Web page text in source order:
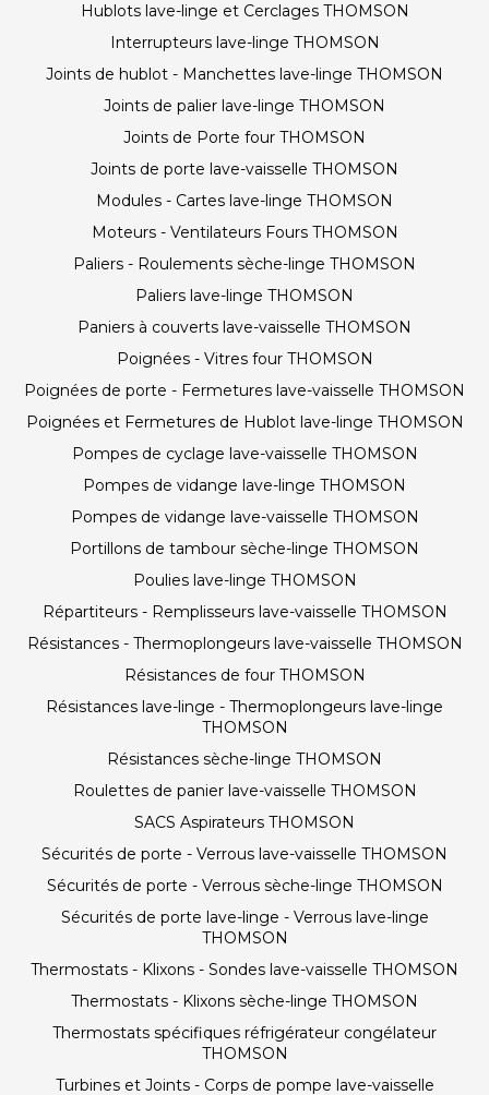
Hublots lave-linge et Cerclages THOMSON
Interrupteurs lave-linge THOMSON
Joints de hublot - Manchettes lave-linge THOMSON
Joints de palier lave-linge THOMSON
Joints de Porte four THOMSON
Joints de porte lave-vaisselle THOMSON
Modules - Cartes lave-linge THOMSON
Moteurs - Ventilateurs Fours THOMSON
Paliers - Roulements sèche-linge THOMSON
Paliers lave-linge THOMSON
Paniers à couverts lave-vaisselle THOMSON
Poignées - Vitres four THOMSON
Poignées de porte - Fermetures lave-vaisselle THOMSON
Poignées et Fermetures de Hublot lave-linge THOMSON
Pompes de cyclage lave-vaisselle THOMSON
Pompes de vidange lave-linge THOMSON
Pompes de vidange lave-vaisselle THOMSON
Portillons de tambour sèche-linge THOMSON
Poulies lave-linge THOMSON
Répartiteurs - Remplisseurs lave-vaisselle THOMSON
Résistances - Thermoplongeurs lave-vaisselle THOMSON
Résistances de four THOMSON
Résistances lave-linge - Thermoplongeurs lave-linge
THOMSON
Résistances sèche-linge THOMSON
Roulettes de panier lave-vaisselle THOMSON
SACS Aspirateurs THOMSON
Sécurités de porte - Verrous lave-vaisselle THOMSON
Sécurités de porte - Verrous sèche-linge THOMSON
Sécurités de porte lave-linge - Verrous lave-linge
THOMSON
Thermostats - Klixons - Sondes lave-vaisselle THOMSON
Thermostats - Klixons sèche-linge THOMSON
Thermostats spécifiques réfrigérateur congélateur
THOMSON
Turbines et Joints - Corps de pompe lave-vaisselle